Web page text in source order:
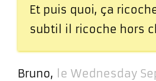
Et puis quoi, ça
subtil il ricoche hors
Bruno, le Wednesday